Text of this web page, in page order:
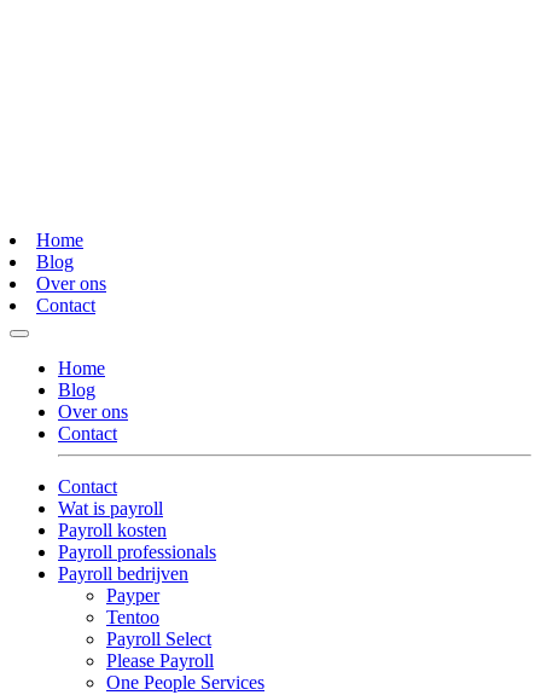
Home
Blog
Over ons
Contact
Home
Blog
Over ons
Contact
Contact
Wat is payroll
Payroll kosten
Payroll professionals
Payroll bedrijven
Payper
Tentoo
Payroll Select
Please Payroll
One People Services